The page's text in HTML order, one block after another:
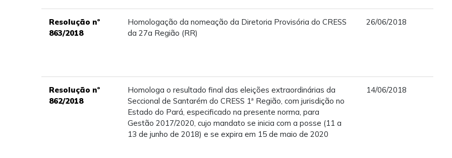
Resolução nº
863/2018
Homologação da nomeação da Diretoria Provisória do CRESS
da 27a Região (RR)
26/06/2018
Resolução nº
862/2018
Homologa o resultado final das eleições extraordinárias da
Seccional de Santarém do CRESS 1ª Região, com jurisdição no
Estado do Pará, especificado na presente norma, para
Gestão 2017/2020, cujo mandato se inicia com a posse (11 a
13 de junho de 2018) e se expira em 15 de maio de 2020
14/06/2018